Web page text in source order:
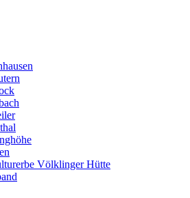
Völklinger Hütte